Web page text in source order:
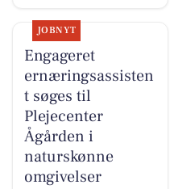
JOBNYT
Engageret
ernæringsassisten
t søges til
Plejecenter
Ågården i
naturskønne
omgivelser